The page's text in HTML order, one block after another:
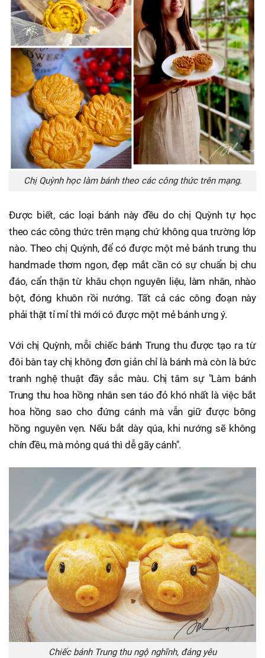
Chị Quỳnh học làm bánh theo các công thức trên mạng.
Được biết, các loại bánh này đều do chị Quỳnh tự học
theo các công thức trên mạng chứ không qua trường lớp
nào. Theo chị Quỳnh, để có được một mẻ bánh trung thu
handmade thơm ngon, đẹp mắt cần có sự chuẩn bị chu
đáo, cẩn thận từ khâu chọn nguyên liệu, làm nhân, nhào
bột, đóng khuôn rồi nướng. Tất cả các công đoạn này
phải thật tỉ mỉ thì mới có được một mẻ bánh ưng ý.
Với chị Quỳnh, mỗi chiếc bánh Trung thu được tạo ra từ
đôi bàn tay chị không đơn giản chỉ là bánh mà còn là bức
tranh nghệ thuật đầy sắc màu. Chị tâm sự "Làm bánh
Trung thu hoa hồng nhân sen táo đỏ khó nhất là việc bắt
hoa hồng sao cho đứng cánh mà vẫn giữ được bông
hồng nguyên vẹn. Nếu bắt dày qúa, khi nướng sẽ không
chín đều, mà mỏng quá thì dễ gãy cánh".
Chiếc bánh Trung thu ngộ nghĩnh, đáng yêu